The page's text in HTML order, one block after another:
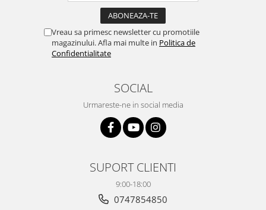
Vreau sa primesc newsletter cu promotiile
magazinului. Afla mai multe in Politica de
Confidentialitate
SOCIAL
Urmareste-ne in social media
SUPORT CLIENTI
9:00-18:00
0747854850